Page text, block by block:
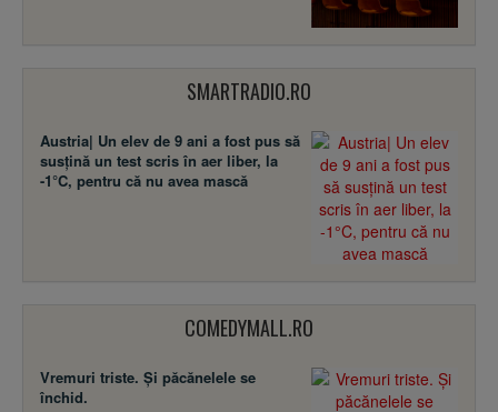
SMARTRADIO.RO
Austria| Un elev de 9 ani a fost pus să
susţină un test scris în aer liber, la
-1°C, pentru că nu avea mască
COMEDYMALL.RO
Vremuri triste. Şi păcănelele se
închid.